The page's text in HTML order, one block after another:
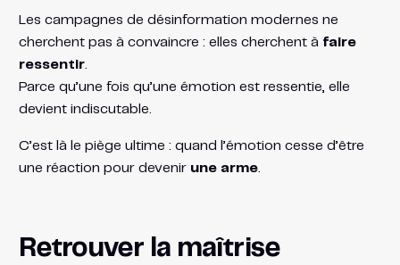
Les campagnes de désinformation modernes ne
cherchent pas à convaincre : elles cherchent à faire
ressentir.
Parce qu’une fois qu’une émotion est ressentie, elle
devient indiscutable.
C’est là le piège ultime : quand l’émotion cesse d’être
une réaction pour devenir une arme.
Retrouver la maîtrise